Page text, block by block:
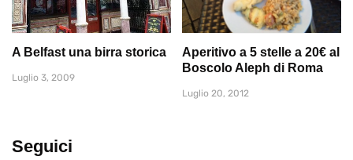
A Belfast una birra storica
Luglio 3, 2009
Aperitivo a 5 stelle a 20€ al
Boscolo Aleph di Roma
Luglio 20, 2012
Seguici